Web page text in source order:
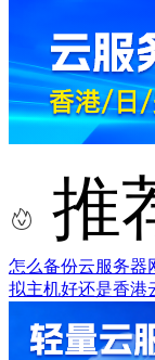
推
怎么备份云服务器
拟主机好还是香港